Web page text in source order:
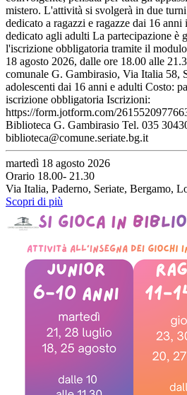
mistero. L'attività si svolgerà in due
dedicato a ragazzi e ragazze dai 16
dedicato agli adulti La partecipazione è
l'iscrizione obbligatoria tramite il
18 agosto 2026, dalle ore 18.00 alle
comunale G. Gambirasio, Via Italia 58,
adolescenti dai 16 anni e adulti Costo:
iscrizione obbligatoria Iscrizioni:
https://form.jotform.com/
Biblioteca G. Gambirasio Tel. 035
biblioteca@comune.seriate.bg.it
martedì 18 agosto 2026
Orario 18.00- 21.30
Via Italia, Paderno, Seriate, Bergamo,
Scopri di più